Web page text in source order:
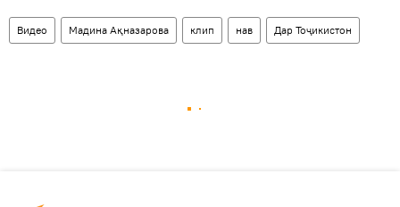
Видео Мадина Ақназарова клип нав Дар Тоҷикистон